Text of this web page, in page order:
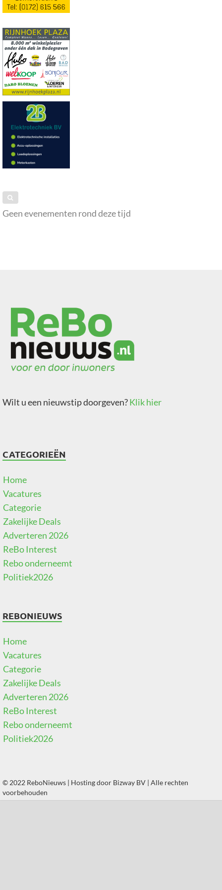
Geen evenementen rond deze tijd
Wilt u een nieuwstip doorgeven?Klik hier
CATEGORIEËN
Home
Vacatures
Categorie
Zakelijke Deals
Adverteren 2026
ReBo Interest
Rebo onderneemt
Politiek2026
REBONIEUWS
Home
Vacatures
Categorie
Zakelijke Deals
Adverteren 2026
ReBo Interest
Rebo onderneemt
Politiek2026
© 2022 ReboNieuws | Hosting door Bizway BV | Alle rechten
voorbehouden